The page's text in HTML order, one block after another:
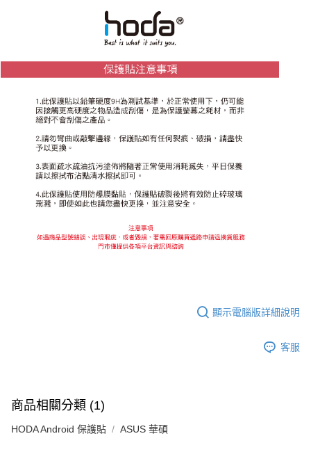
顯示電腦版詳細說明
客服
商品相關分類 (1)
HODA Android 保護貼 ASUS 華碩